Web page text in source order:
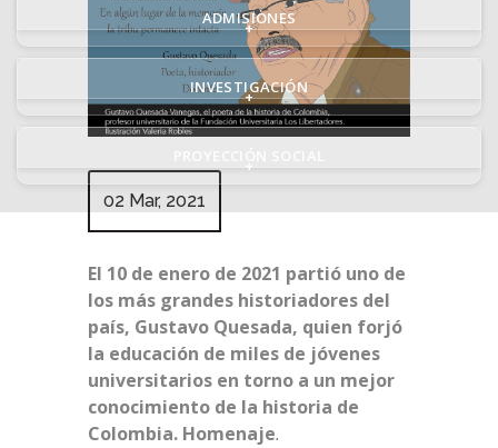
ADMISIONES
+
INVESTIGACIÓN
+
+
02 Mar, 2021
El 10 de enero de 2021 partió uno de
los más grandes historiadores del
país, Gustavo Quesada, quien forjó
la educación de miles de jóvenes
universitarios en torno a un mejor
conocimiento de la historia de
Colombia. Homenaje.